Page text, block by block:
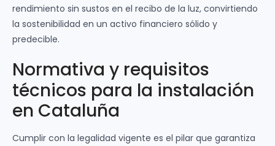
rendimiento sin sustos en el recibo de la luz, convirtiendo
la sostenibilidad en un activo financiero sólido y
predecible.
Normativa y requisitos
técnicos para la instalación
en Cataluña
Cumplir con la legalidad vigente es el pilar que garantiza